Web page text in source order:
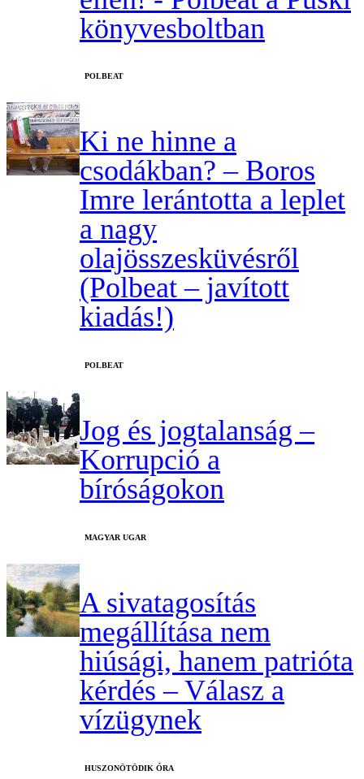
könyvesboltban
‎POLBEAT
Ki ne hinne a
csodákban? – Boros
Imre lerántotta a leplet
a nagy
olajösszesküvésről
(Polbeat – javított
kiadás!)
‎POLBEAT
Jog és jogtalanság –
Korrupció a
bíróságokon
MAGYAR UGAR
A sivatagosítás
megállítása nem
hiúsági, hanem patrióta
kérdés – Válasz a
vízügynek
HUSZONÖTÖDIK ÓRA